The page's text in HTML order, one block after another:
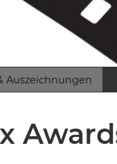
Auszeichnungen